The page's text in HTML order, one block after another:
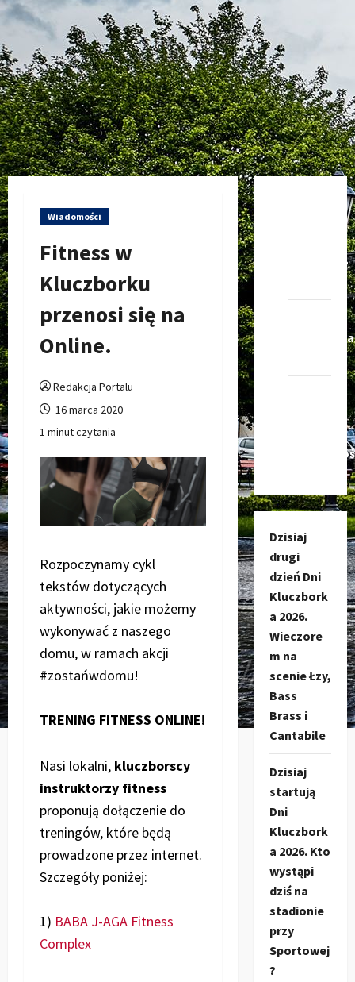
Wiadomości
Fitness w
Kluczborku
przenosi się na
Online.
Redakcja Portalu
16 marca 2020
1 minut czytania
Rozpoczynamy cykl
tekstów dotyczących
aktywności, jakie możemy
wykonywać z naszego
domu, w ramach akcji
#zostańwdomu!
TRENING FITNESS ONLINE!
Nasi lokalni, kluczborscy
instruktorzy fitness
proponują dołączenie do
treningów, które będą
prowadzone przez internet.
Szczegóły poniżej:
1) BABA J-AGA Fitness
Complex
Facebook-
Ogłoszenia
Dzisiaj
drugi
dzień Dni
Kluczbork
a 2026.
Wieczore
m na
scenie Łzy,
Bass
Brass i
Cantabile
Dzisiaj
startują
Dni
Kluczbork
a 2026. Kto
wystąpi
dziś na
stadionie
przy
Sportowej
?